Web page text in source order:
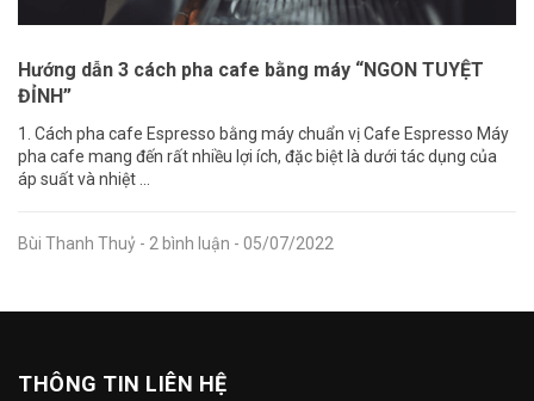
Hướng dẫn 3 cách pha cafe bằng máy “NGON TUYỆT
ĐỈNH”
1. Cách pha cafe Espresso bằng máy chuẩn vị Cafe Espresso Máy
pha cafe mang đến rất nhiều lợi ích, đặc biệt là dưới tác dụng của
áp suất và nhiệt ...
Bùi Thanh Thuỷ - 2 bình luận - 05/07/2022
THÔNG TIN LIÊN HỆ